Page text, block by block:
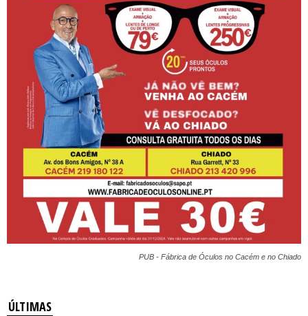
PUB - Fábrica de Óculos no Cacém e no Chiado
ÚLTIMAS